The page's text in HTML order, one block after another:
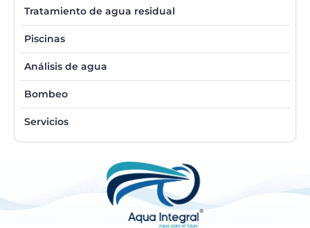
Tratamiento de agua residual
Piscinas
Análisis de agua
Bombeo
Servicios